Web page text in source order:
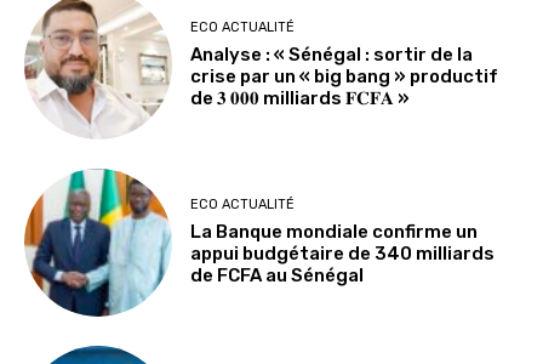
ECO ACTUALITÉ
Analyse : « Sénégal : sortir de la
crise par un « big bang » productif
de 𝟑 𝟎𝟎𝟎 milliards 𝐅𝐂𝐅𝐀 »
ECO ACTUALITÉ
La Banque mondiale confirme un
appui budgétaire de 340 milliards
de FCFA au Sénégal